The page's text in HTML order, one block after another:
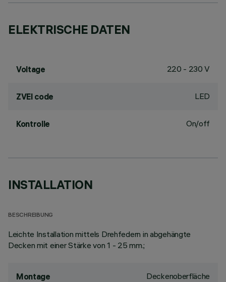
ELEKTRISCHE DATEN
Voltage 220 - 230 V
ZVEI code LED
Kontrolle On/off
INSTALLATION
BESCHREIBUNG
Leichte Installation mittels Drehfedern in abgehängte
Decken mit einer Stärke von 1 - 25 mm.;
Montage Deckenoberfläche